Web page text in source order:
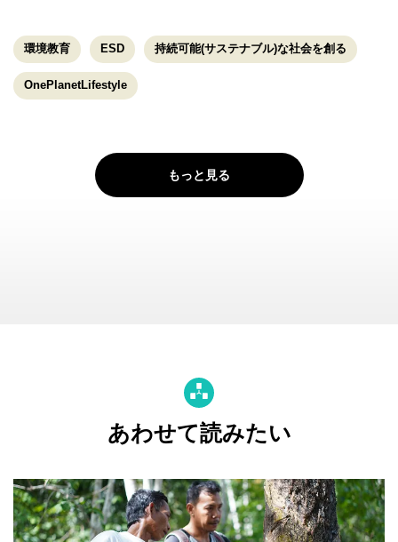
環境教育 ESD 持続可能(サステナブル)な社会を創る
OnePlanetLifestyle
もっと見る
あわせて読みたい